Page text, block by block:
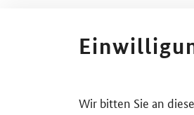
Wir bitten Sie an